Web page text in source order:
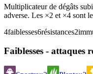
Multiplicateur de dégâts
adverse. Les ×2 et ×4 sont
4faiblesses6résistances2
Faiblesses - attaques